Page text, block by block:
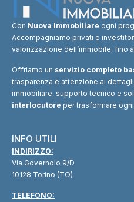
Con Nuova Immobiliare ogni
Accompagniamo privati e
valorizzazione dell’immobile, fino
Offriamo un servizio completo
trasparenza e attenzione ai
immobiliare, supporto tecnico e
interlocutore per trasformare
INFO UTILI
INDIRIZZO:
Via Governolo 9/D
10128 Torino (TO)
TELEFONO: